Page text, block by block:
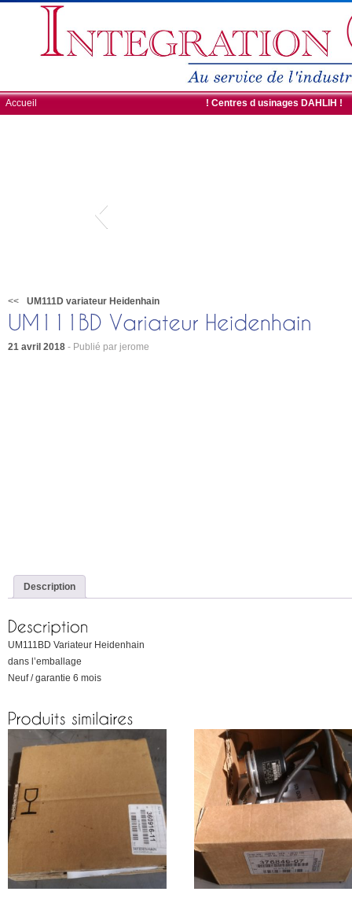
Accueil ! Centres d usinages DAHLIH !
<< UM111D variateur Heidenhain
21 avril 2018 - Publié par jerome
Description
UM111BD Variateur Heidenhain
dans l’emballage
Neuf / garantie 6 mois